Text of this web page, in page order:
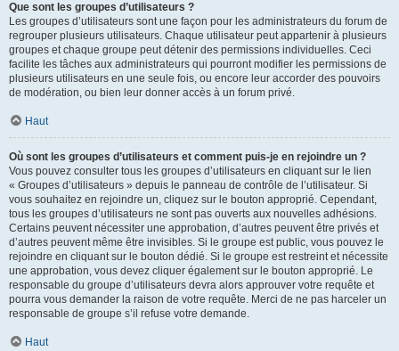
Que sont les groupes d’utilisateurs ?
Les groupes d’utilisateurs sont une façon pour les administrateurs du forum de
regrouper plusieurs utilisateurs. Chaque utilisateur peut appartenir à plusieurs
groupes et chaque groupe peut détenir des permissions individuelles. Ceci
facilite les tâches aux administrateurs qui pourront modifier les permissions de
plusieurs utilisateurs en une seule fois, ou encore leur accorder des pouvoirs
de modération, ou bien leur donner accès à un forum privé.
Haut
Où sont les groupes d’utilisateurs et comment puis-je en rejoindre un ?
Vous pouvez consulter tous les groupes d’utilisateurs en cliquant sur le lien
« Groupes d’utilisateurs » depuis le panneau de contrôle de l’utilisateur. Si
vous souhaitez en rejoindre un, cliquez sur le bouton approprié. Cependant,
tous les groupes d’utilisateurs ne sont pas ouverts aux nouvelles adhésions.
Certains peuvent nécessiter une approbation, d’autres peuvent être privés et
d’autres peuvent même être invisibles. Si le groupe est public, vous pouvez le
rejoindre en cliquant sur le bouton dédié. Si le groupe est restreint et nécessite
une approbation, vous devez cliquer également sur le bouton approprié. Le
responsable du groupe d’utilisateurs devra alors approuver votre requête et
pourra vous demander la raison de votre requête. Merci de ne pas harceler un
responsable de groupe s’il refuse votre demande.
Haut